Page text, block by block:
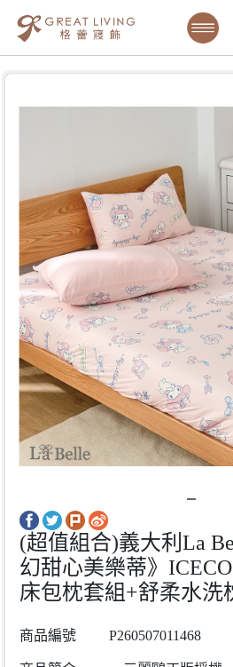
(超值組合)義大利La
幻甜心美樂蒂》
床包枕套組+舒柔水洗
商品編號 P260507011468